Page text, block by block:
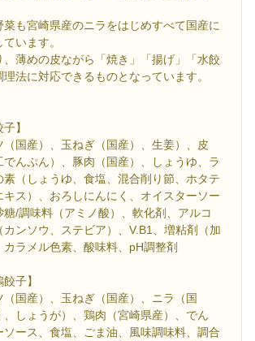
も宮崎県産のニラをはじめすべて国産に
います。
、薄めの皮ながら「焼き」「揚げ」「水餃
法に対応できるものとなっています。
】
（国産）、玉ねぎ（国産）、生姜）、皮
でんぷん）、豚肉（国産）、しょうゆ、ラ
素（しょうゆ、食塩、混合削り節、ホタテ
キス）、おろしにんにく、オイスターソー
糖/調味料（アミノ酸）、軟化剤、アルコ
カンソウ、ステビア）、V.B1、増粘剤（加
カラメル色素、酸味料、pH調整剤
子】
（国産）、玉ねぎ（国産）、ニラ（国
、しょうが）、鶏肉（宮崎県産）、でん
ソース、食塩、ごま油、風味調味料、調合